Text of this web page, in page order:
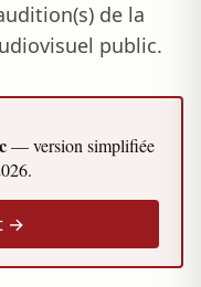
de la
public.
— version simplifiée
.
→